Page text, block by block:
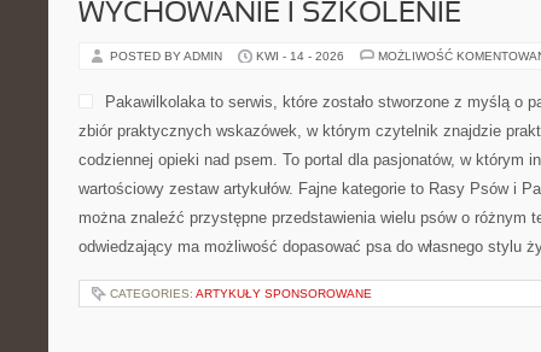
WYCHOWANIE I SZKOLENIE
POSTED BY ADMIN KWI - 14 - 2026 MOŻLIWOŚĆ
Pakawilkolaka to serwis, które zostało stworzone z myślą o
zbiór praktycznych wskazówek, w którym czytelnik znajdzie
codziennej opieki nad psem. To portal dla pasjonatów, w którym
wartościowy zestaw artykułów. Fajne kategorie to Rasy Psów i
można znaleźć przystępne przedstawienia wielu psów o różnym
odwiedzający ma możliwość dopasować psa do własnego stylu
CATEGORIES: ARTYKUŁY SPONSOROWANE